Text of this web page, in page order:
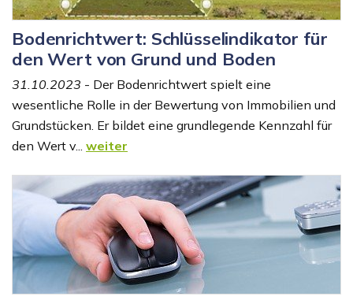
Bodenrichtwert: Schlüsselindikator für
den Wert von Grund und Boden
31.10.2023 - Der Bodenrichtwert spielt eine
wesentliche Rolle in der Bewertung von Immobilien und
Grundstücken. Er bildet eine grundlegende Kennzahl für
den Wert v... weiter